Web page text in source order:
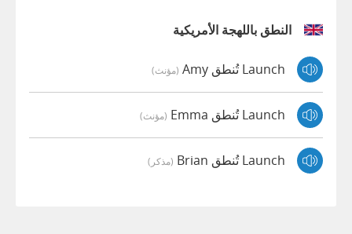
النطق باللهجة الأمريكية
Launch تُنطق Amy (مؤنث)
Launch تُنطق Emma (مؤنث)
Launch تُنطق Brian (مذكر)